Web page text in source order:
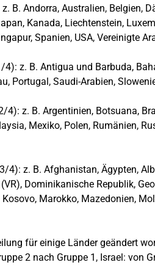
B. Andorra, Australien, Belgien,
Kanada, Liechtenstein,
Spanien, USA, Vereinigte
z. B. Antigua und Barbuda,
Portugal, Saudi-Arabien,
4): z. B. Argentinien, Botsuana,
Mexiko, Polen, Rumänien,
4): z. B. Afghanistan, Ägypten,
Dominikanische Republik,
Marokko, Mazedonien,
für einige Länder geändert
2 nach Gruppe 1, Israel: von